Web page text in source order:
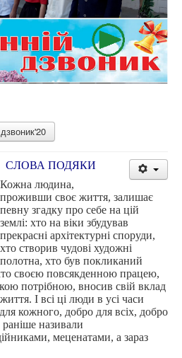
СЛОВА ПОДЯКИ
Кожна людина,
проживши своє життя, залишає
певну згадку про себе на цій
землі: хто на віки збудував
прекрасні архітектурні споруди,
хто створив чудові художні
полотна, хто був покликаний
своєю повсякденною працею,
потрібною, вносив свій вклад
І всі ці люди в усі часи
кожного, добро для всіх, добро
називали
меценатами, а зараз